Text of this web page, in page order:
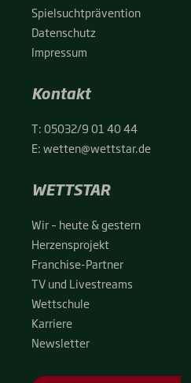
Spiel­sucht­prä­ven­ti­on
Daten­schutz
Impres­sum
Kontakt
T:05032/9 01 40 44
E:wetten@wettstar.de
WETTSTAR
Wir – heu­te & ges­tern
Her­zens­pro­jekt
Fran­chise-Par­t­­ner
TV und Live­streams
Wett­schu­le
Kar­rie­re
News­let­ter